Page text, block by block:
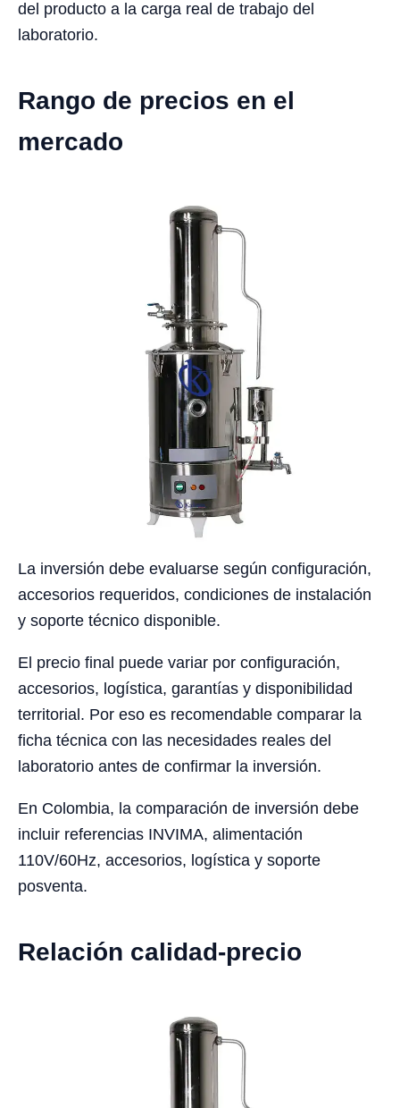
del producto a la carga real de trabajo del
laboratorio.
Rango de precios en el
mercado
La inversión debe evaluarse según configuración,
accesorios requeridos, condiciones de instalación
y soporte técnico disponible.
El precio final puede variar por configuración,
accesorios, logística, garantías y disponibilidad
territorial. Por eso es recomendable comparar la
ficha técnica con las necesidades reales del
laboratorio antes de confirmar la inversión.
En Colombia, la comparación de inversión debe
incluir referencias INVIMA, alimentación
110V/60Hz, accesorios, logística y soporte
posventa.
Relación calidad-precio